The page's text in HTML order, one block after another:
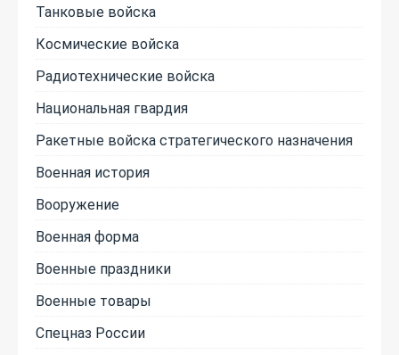
Танковые войска
Космические войска
Радиотехнические войска
Национальная гвардия
Ракетные войска стратегического назначения
Военная история
Вооружение
Военная форма
Военные праздники
Военные товары
Спецназ России